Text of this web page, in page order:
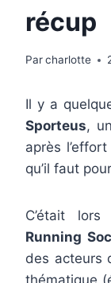
récup
Parcharlotte
Il y a
Sporteus,
après
qu’il faut
C’était
Running
des acteurs